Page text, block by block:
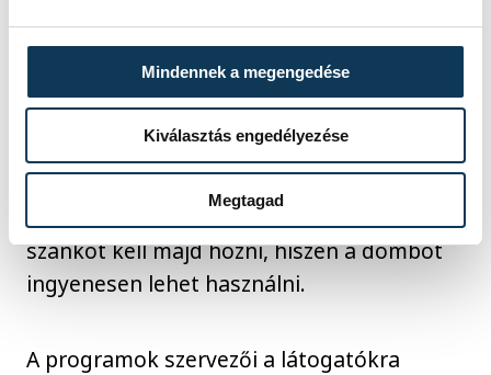
Mindennek a megengedése
Kiválasztás engedélyezése
Megtagad
A Gyárkertben a legkisebbeknek – 4-8 éves
korosztály – egy szánkódombot is
építenek, amit a Hógyár csapatának
hóágyúi terítenek majd be hóval. Ide saját
szánkót kell majd hozni, hiszen a dombot
ingyenesen lehet használni.
A programok szervezői a látogatókra